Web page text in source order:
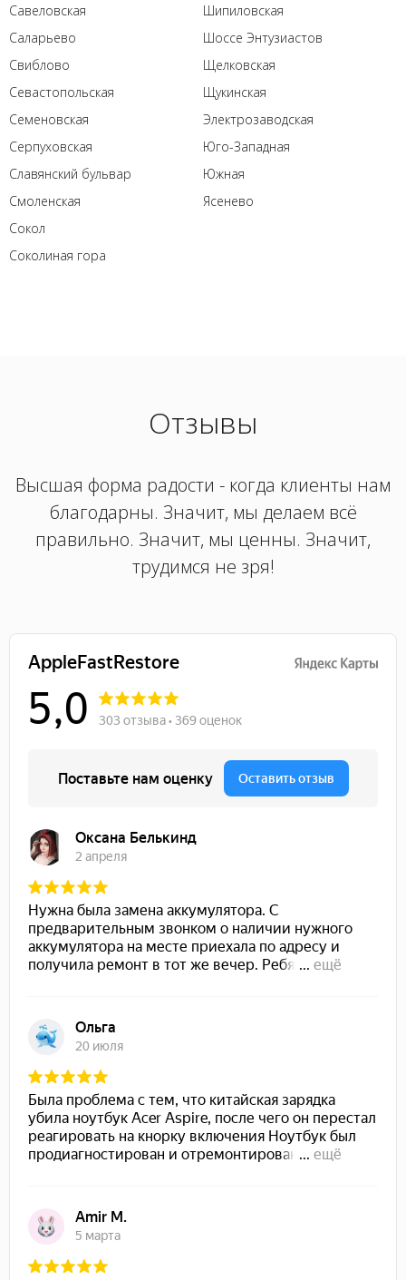
Савеловская
Саларьево
Свиблово
Севастопольская
Семеновская
Серпуховская
Славянский бульвар
Смоленская
Сокол
Соколиная гора
Шипиловская
Шоссе Энтузиастов
Щелковская
Щукинская
Электрозаводская
Юго-Западная
Южная
Ясенево
Отзывы
Высшая форма радости - когда клиенты нам
благодарны. Значит, мы делаем всё
правильно. Значит, мы ценны. Значит,
трудимся не зря!